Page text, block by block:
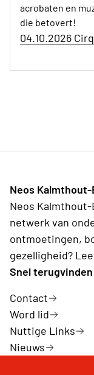
acrobaten en
die betovert!
04.10.2026
Neos Kalmthout-
Neos Kalmthout-
netwerk van
ontmoetingen,
gezelligheid?
Snel terugvinden
Contact
Word lid
Nuttige Links
Nieuws